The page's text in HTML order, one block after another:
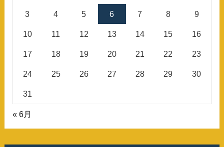
3 4 5 6 7 8 9
10 11 12 13 14 15 16
17 18 19 20 21 22 23
24 25 26 27 28 29 30
31
« 6月